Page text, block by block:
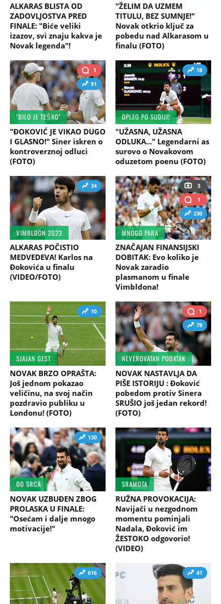
ALKARAS BLISTA OD
ZADOVLJOSTVA PRED
FINALE: "Biće veliki
izazov, svi znaju kakva je
Novak legenda"!
"ŽELIM DA UZMEM
TITULU, BEZ SUMNJE!"
Novak otkrio ključ za
pobedu nad Alkarasom u
finalu (FOTO)
1
91
"BILO JE TEŠKO"
"ĐOKOVIĆ JE VIKAO DUGO
I GLASNO!" Siner iskren o
kontroverznoj odluci
(FOTO)
18
OPLEO PO SUDIJI!
"UŽASNA, UŽASNA
ODLUKA..." Legendarni as
surovo o Novakovom
oduzetom poenu (FOTO)
34
VIMBLDON 2023
ALKARAS POČISTIO
MEDVEDEVA! Karlos na
Đokovića u finalu
(VIDEO/FOTO)
3
1
230
MNOGO PARA
ZNAČAJAN FINANSIJSKI
DOBITAK: Evo koliko je
Novak zaradio
plasmanom u finale
Vimbldona!
10
SJAJAN GEST
NOVAK BRZO OPRAŠTA:
Još jednom pokazao
veličinu, na svoj način
pozdravio publiku u
Londonu! (FOTO)
1
78
NEVEROVATAN PODATAK
NOVAK NASTAVLJA DA
PIŠE ISTORIJU : Đoković
pobedom protiv Sinera
SRUŠIO još jedan rekord!
(FOTO)
130
OD SRCA
NOVAK UZBUĐEN ZBOG
PROLASKA U FINALE:
"Osećam i dalje mnogo
motivacije!"
SRAMOTA
RUŽNA PROVOKACIJA:
Navijači u nezgodnom
momentu pominjali
Nadala, Đoković im
ŽESTOKO odgovorio!
(VIDEO)
616 41